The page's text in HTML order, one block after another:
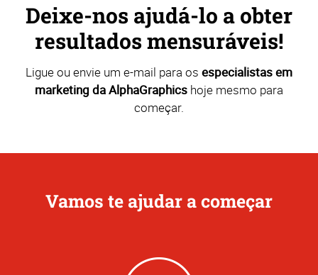
Deixe-nos ajudá-lo a obter
resultados mensuráveis!
Ligue ou envie um e-mail para os especialistas em
marketing da AlphaGraphics hoje mesmo para
começar.
Vamos te ajudar a começar